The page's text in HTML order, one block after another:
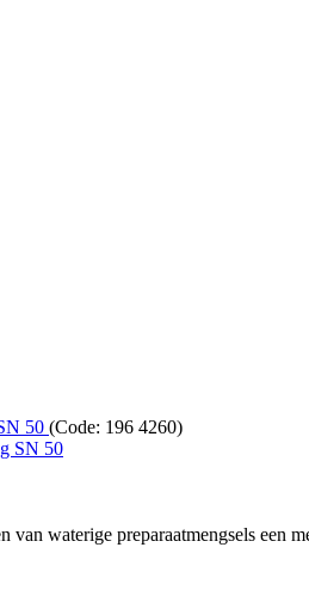
50 (Code: 196 4260)
waterige preparaatmengsels een